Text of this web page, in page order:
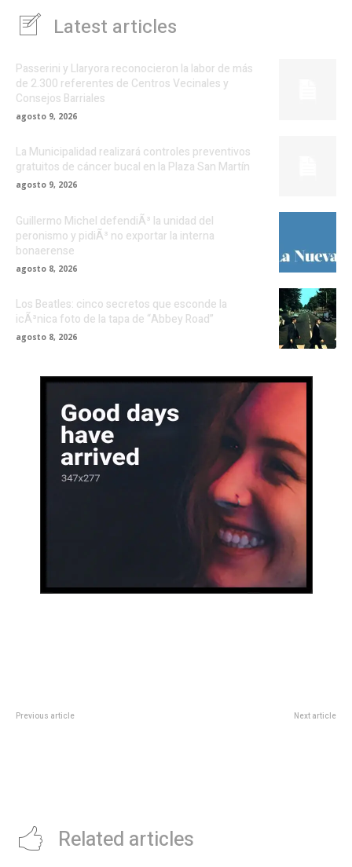
Latest articles
Passerini y Llaryora reconocieron la labor de más
de 2.300 referentes de Centros Vecinales y
Consejos Barriales
agosto 9, 2026
La Municipalidad realizará controles preventivos
gratuitos de cáncer bucal en la Plaza San Martín
agosto 9, 2026
Guillermo Michel defendiÃ³ la unidad del
peronismo y pidiÃ³ no exportar la interna
bonaerense
agosto 8, 2026
Los Beatles: cinco secretos que esconde la
icÃ³nica foto de la tapa de “Abbey Road”
agosto 8, 2026
Previous article Next article
Related articles